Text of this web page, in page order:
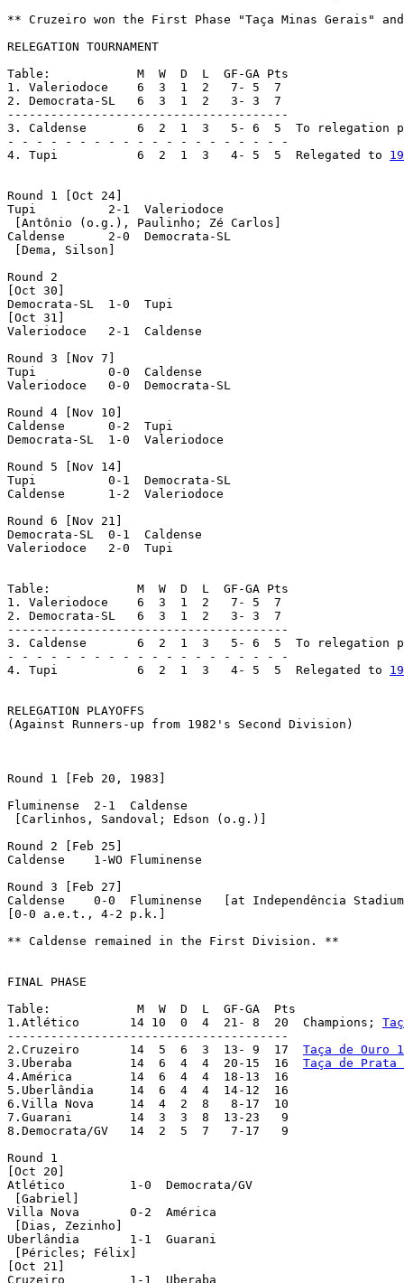
** Cruzeiro won the First Phase "Taça Minas Gerais"
RELEGATION TOURNAMENT
Table:            M  W  D  L  GF-GA Pts
1. Valeriodoce    6  3  1  2   7- 5  7
2. Democrata-SL   6  3  1  2   3- 3  7
---------------------------------------
3. Caldense       6  2  1  3   5- 6  5  To relegation
- - - - - - - - - - - - - - - - - - - -
4. Tupi		  6  2  1  3   4- 5  5  Relegated to
Round 1 [Oct 24]
Tupi          2-1  Valeriodoce
[Antônio (o.g.), Paulinho; Zé Carlos]
Caldense      2-0  Democrata-SL
[Dema, Silson]
Round 2
[Oct 30]
Democrata-SL  1-0  Tupi
[Oct 31]
Valeriodoce   2-1  Caldense
Round 3 [Nov 7]
Tupi          0-0  Caldense
Valeriodoce   0-0  Democrata-SL
Round 4 [Nov 10]
Caldense      0-2  Tupi
Democrata-SL  1-0  Valeriodoce
Round 5 [Nov 14]
Tupi          0-1  Democrata-SL
Caldense      1-2  Valeriodoce
Round 6 [Nov 21]
Democrata-SL  0-1  Caldense
Valeriodoce   2-0  Tupi
Table:            M  W  D  L  GF-GA Pts
1. Valeriodoce    6  3  1  2   7- 5  7
2. Democrata-SL   6  3  1  2   3- 3  7
---------------------------------------
3. Caldense       6  2  1  3   5- 6  5  To relegation
- - - - - - - - - - - - - - - - - - - -
4. Tupi		  6  2  1  3   4- 5  5  Relegated to
RELEGATION PLAYOFFS
(Against Runners-up from 1982's Second Division)
Round 1 [Feb 20, 1983]
Fluminense  2-1  Caldense
[Carlinhos, Sandoval; Edson (o.g.)]
Round 2 [Feb 25]
Caldense    1-WO Fluminense
Round 3 [Feb 27]
Caldense    0-0  Fluminense   [at Independência
[0-0 a.e.t., 4-2 p.k.]
** Caldense remained in the First Division. **
FINAL PHASE
Table:		  M  W  D  L  GF-GA  Pts
1.Atlético  	 14 10  0  4  21- 8  20  Champions;
---------------------------------------
2.Cruzeiro  	 14  5  6  3  13- 9  17 Taça de Ouro
3.Uberaba	 14  6  4  4  20-15  16 Taça de Prata
4.América  	 14  6  4  4  18-13  16
5.Uberlândia     14  6  4  4  14-12  16
6.Villa Nova     14  4  2  8   8-17  10
7.Guarani	 14  3  3  8  13-23   9
8.Democrata/GV   14  2  5  7   7-17   9
Round 1
[Oct 20]
Atlético	 1-0  Democrata/GV
[Gabriel]
Villa Nova	 0-2  América
[Dias, Zezinho]
Uberlândia	 1-1  Guarani
[Péricles; Félix]
[Oct 21]
Cruzeiro	 1-1  Uberaba